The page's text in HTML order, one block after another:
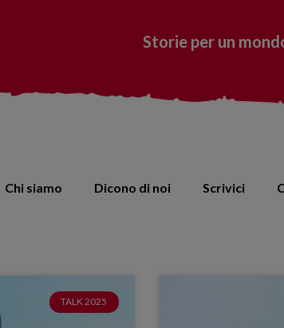
Storie per un
Chi siamo Dicono di noi Scrivici
TALK 2025